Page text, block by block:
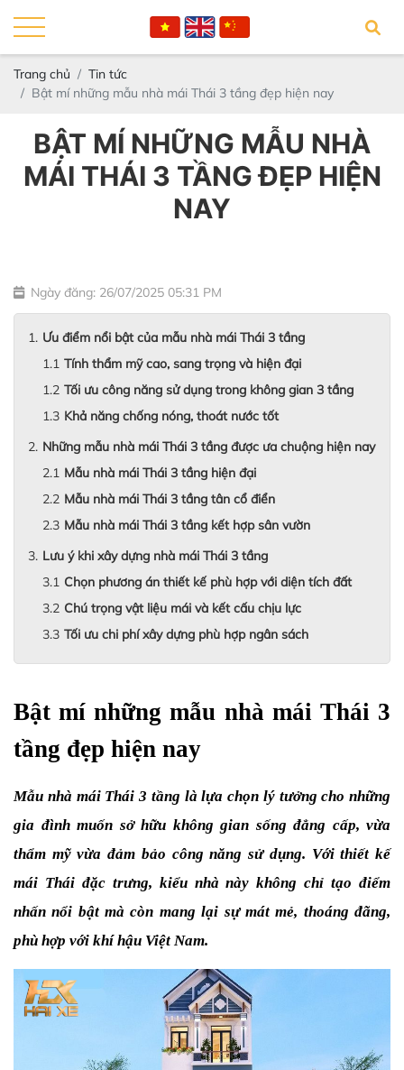
Trang chủ
Tin tức
Bật mí những mẫu nhà mái Thái 3 tầng đẹp hiện nay
BẬT MÍ NHỮNG MẪU NHÀ
MÁI THÁI 3 TẦNG ĐẸP HIỆN
NAY
Ngày đăng: 26/07/2025 05:31 PM
Ưu điểm nổi bật của mẫu nhà mái Thái 3 tầng
Tính thẩm mỹ cao, sang trọng và hiện đại
Tối ưu công năng sử dụng trong không gian 3 tầng
Khả năng chống nóng, thoát nước tốt
Những mẫu nhà mái Thái 3 tầng được ưa chuộng hiện nay
Mẫu nhà mái Thái 3 tầng hiện đại
Mẫu nhà mái Thái 3 tầng tân cổ điển
Mẫu nhà mái Thái 3 tầng kết hợp sân vườn
Lưu ý khi xây dựng nhà mái Thái 3 tầng
Chọn phương án thiết kế phù hợp với diện tích đất
Chú trọng vật liệu mái và kết cấu chịu lực
Tối ưu chi phí xây dựng phù hợp ngân sách
Bật mí những mẫu nhà mái Thái 3
tầng đẹp hiện nay
Mẫu nhà mái Thái 3 tầng là lựa chọn lý tưởng cho những
gia đình muốn sở hữu không gian sống đẳng cấp, vừa
thẩm mỹ vừa đảm bảo công năng sử dụng. Với thiết kế
mái Thái đặc trưng, kiểu nhà này không chỉ tạo điểm
nhấn nổi bật mà còn mang lại sự mát mẻ, thoáng đãng,
phù hợp với khí hậu Việt Nam.